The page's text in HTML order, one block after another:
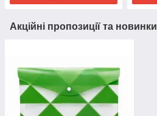
Акційні пропозиції та новинки